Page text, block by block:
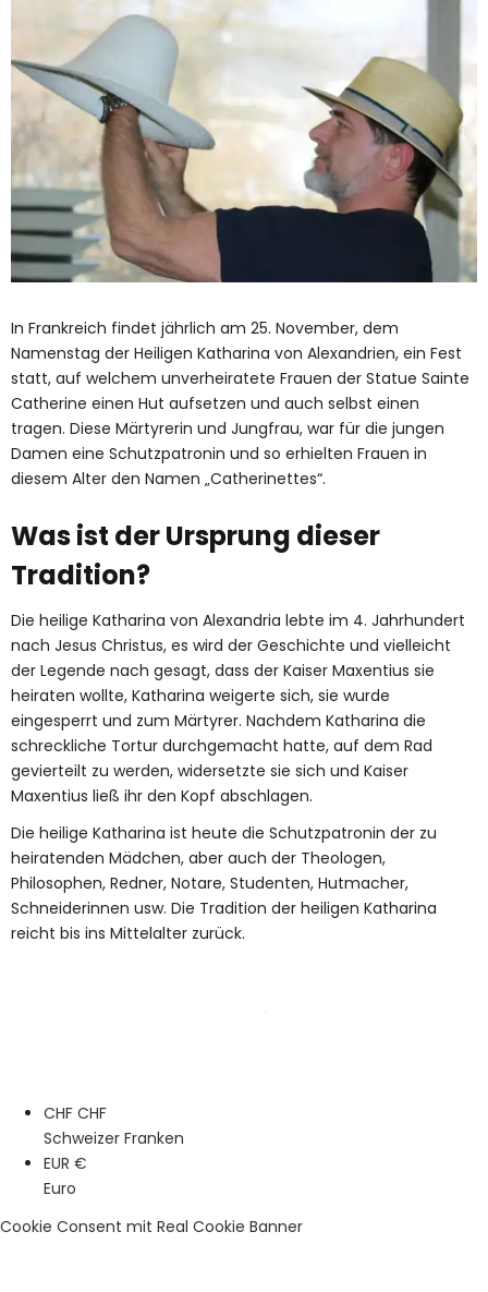
In Frankreich findet jährlich am 25. November, dem
Namenstag der Heiligen Katharina von Alexandrien, ein Fest
statt, auf welchem unverheiratete Frauen der Statue Sainte
Catherine einen Hut aufsetzen und auch selbst einen
tragen. Diese Märtyrerin und Jungfrau, war für die jungen
Damen eine Schutzpatronin und so erhielten Frauen in
diesem Alter den Namen „Catherinettes“.
Was ist der Ursprung dieser
Tradition?
Die heilige Katharina von Alexandria lebte im 4. Jahrhundert
nach Jesus Christus, es wird der Geschichte und vielleicht
der Legende nach gesagt, dass der Kaiser Maxentius sie
heiraten wollte, Katharina weigerte sich, sie wurde
eingesperrt und zum Märtyrer. Nachdem Katharina die
schreckliche Tortur durchgemacht hatte, auf dem Rad
gevierteilt zu werden, widersetzte sie sich und Kaiser
Maxentius ließ ihr den Kopf abschlagen.
Die heilige Katharina ist heute die Schutzpatronin der zu
heiratenden Mädchen, aber auch der Theologen,
Philosophen, Redner, Notare, Studenten, Hutmacher,
Schneiderinnen usw. Die Tradition der heiligen Katharina
reicht bis ins Mittelalter zurück.
CHF CHF
Schweizer Franken
EUR €
Euro
Cookie Consent mit Real Cookie Banner